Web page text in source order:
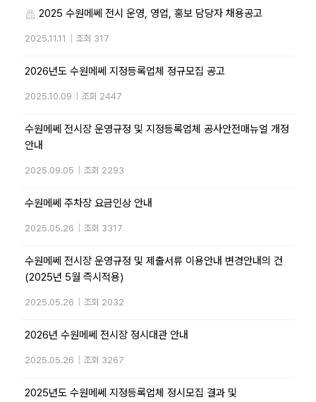
2025 수원메쎄 전시 운영, 영업, 홍보 담당자 채용공고
2025.11.11 조회 317
2026년도 수원메쎄 지정등록업체 정규모집 공고
2025.10.09 조회 2447
수원메쎄 전시장 운영규정 및 지정등록업체 공사안전매뉴얼 개정
안내
2025.09.05 조회 2293
수원메쎄 주차장 요금인상 안내
2025.05.26 조회 3317
수원메쎄 전시장 운영규정 및 제출서류 이용안내 변경안내의 건
(2025년 5월 즉시적용)
2025.05.26 조회 2032
2026년 수원메쎄 전시장 정시대관 안내
2025.05.26 조회 3267
2025년도 수원메쎄 지정등록업체 정시모집 결과 및